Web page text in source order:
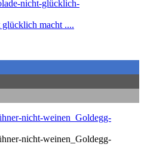
macht ....